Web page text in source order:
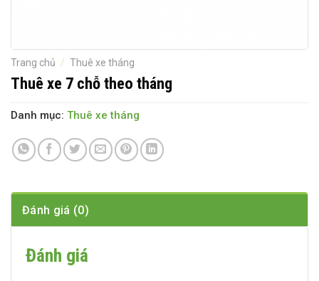
Trang chủ / Thuê xe tháng
Thuê xe 7 chỗ theo tháng
Danh mục: Thuê xe tháng
Đánh giá (0)
Đánh giá